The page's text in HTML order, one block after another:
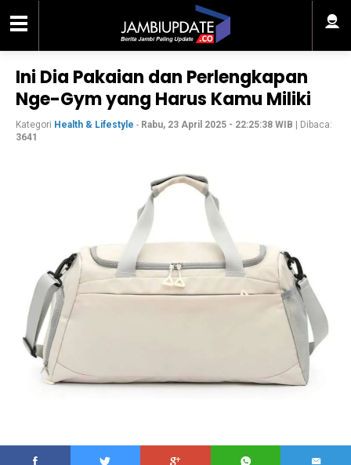
Ini Dia Pakaian dan Perlengkapan
Nge-Gym yang Harus Kamu Miliki
Kategori Health & Lifestyle - Rabu, 23 April 2025 - 22:25:38 WIB | Dibaca:
3641